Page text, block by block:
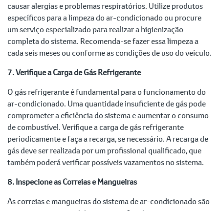
causar alergias e problemas respiratórios. Utilize produtos
específicos para a limpeza do ar-condicionado ou procure
um serviço especializado para realizar a higienização
completa do sistema. Recomenda-se fazer essa limpeza a
cada seis meses ou conforme as condições de uso do veículo.
7. Verifique a Carga de Gás Refrigerante
O gás refrigerante é fundamental para o funcionamento do
ar-condicionado. Uma quantidade insuficiente de gás pode
comprometer a eficiência do sistema e aumentar o consumo
de combustível. Verifique a carga de gás refrigerante
periodicamente e faça a recarga, se necessário. A recarga de
gás deve ser realizada por um profissional qualificado, que
também poderá verificar possíveis vazamentos no sistema.
8. Inspecione as Correias e Mangueiras
As correias e mangueiras do sistema de ar-condicionado são